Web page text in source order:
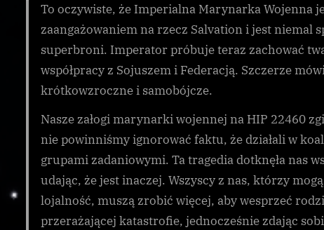
To oczywiste, że Imperialna Marynarka Wojenna
zaangażowaniem na rzecz Salvation i jest niemal
superbroni. Imperator próbuje teraz zachować
współpracy z Sojuszem i Federacją. Szczerze
krótkowzroczne i samobójcze.
Nasze załogi marynarki wojennej na HIP 22460
nie powinniśmy ignorować faktu, że działali w
grupami zadaniowymi. Ta tragedia dotknęła nas
udając, że jest inaczej. Wszyscy z nas, którzy
lojalność, muszą zrobić więcej, aby wesprzeć
przerażającej katastrofie, jednocześnie zdając